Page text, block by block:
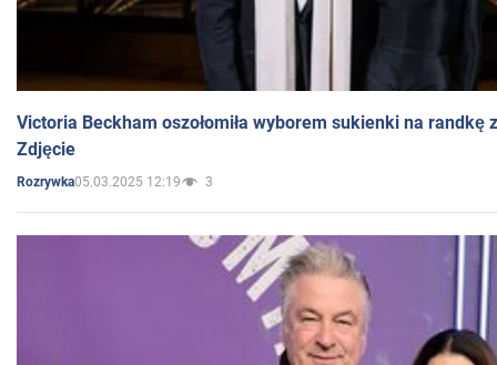
Victoria Beckham oszołomiła wyborem sukienki na randkę
Zdjęcie
Rozrywka05.03.2025 12:19 3